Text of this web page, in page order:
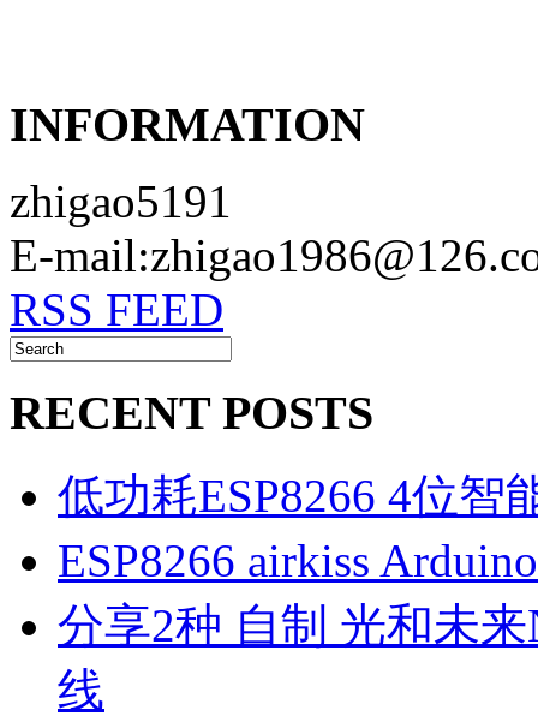
INFORMATION
zhigao5191
E-
RSS FEED
RECENT POSTS
低功耗ESP8266 4位智
ESP8266 airkiss
分享2种 自制 光和未来
线